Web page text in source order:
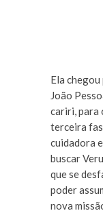
Ela
João
cariri, para
terceira
cuidadora
buscar
que se
poder
nova